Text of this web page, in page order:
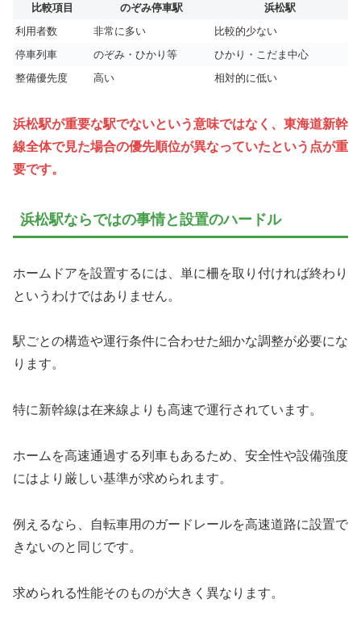
比較項目 のぞみ停車駅
浜松駅
利用者数
非常に多い
比較的少ない
停車列車
のぞみ・ひかり等
ひかり・こだま中心
整備優先度
高い 相対的に低い
浜松駅が重要な駅でないという意味ではなく、東海道新幹
線全体で見た場合の優先順位が異なっていたという点が重
要です。
浜松駅ならではの事情と設置のハードル
ホームドアを設置するには、単に柵を取り付ければ終わり
というわけではありません。
駅ごとの構造や運行条件に合わせた細かな調整が必要にな
ります。
特に新幹線は在来線よりも高速で運行されています。
ホームを高速通過する列車もあるため、安全性や設備強度
にはより厳しい基準が求められます。
例えるなら、自転車用のガードレールを高速道路に設置で
きないのと同じです。
求められる性能そのものが大きく異なります。